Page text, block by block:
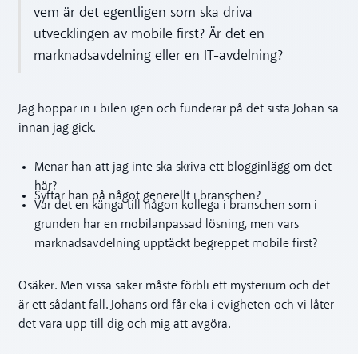
vem är det egentligen som ska driva
utvecklingen av mobile first? Är det en
marknadsavdelning eller en IT-avdelning?
Jag hoppar in i bilen igen och funderar på det sista Johan sa
innan jag gick.
Menar han att jag inte ska skriva ett blogginlägg om det
här?
Syftar han på något generellt i branschen?
Var det en känga till någon kollega i branschen som i
grunden har en mobilanpassad lösning, men vars
marknadsavdelning upptäckt begreppet mobile first?
Osäker. Men vissa saker måste förbli ett mysterium och det
är ett sådant fall. Johans ord får eka i evigheten och vi låter
det vara upp till dig och mig att avgöra.